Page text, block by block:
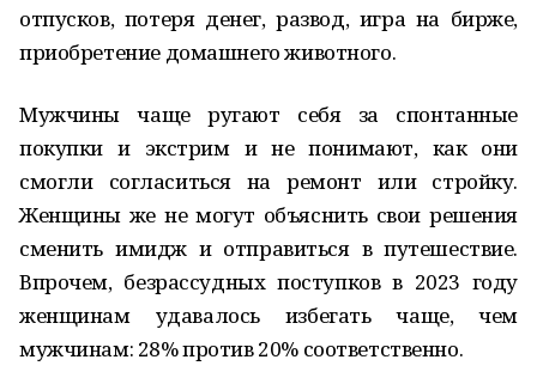
отпусков, потеря денег, развод, игра на бирже,
приобретение домашнего животного.
Мужчины чаще ругают себя за спонтанные
покупки и экстрим и не понимают, как они
смогли согласиться на ремонт или стройку.
Женщины же не могут объяснить свои решения
сменить имидж и отправиться в путешествие.
Впрочем, безрассудных поступков в 2023 году
женщинам удавалось избегать чаще, чем
мужчинам: 28% против 20% соответственно.